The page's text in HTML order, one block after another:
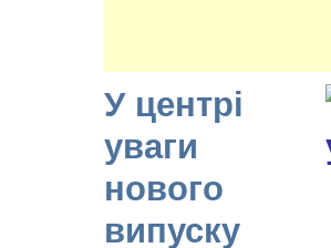
У центрі
уваги
нового
випуску